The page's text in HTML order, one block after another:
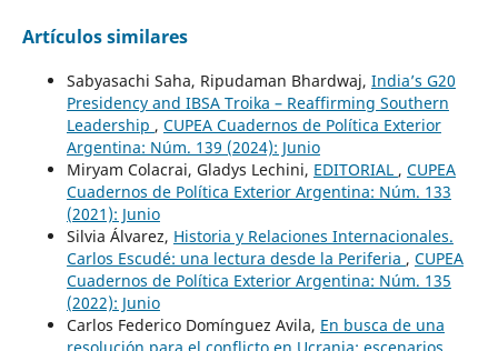
Artículos similares
Sabyasachi Saha, Ripudaman Bhardwaj, India’s G20
Presidency and IBSA Troika – Reaffirming Southern
Leadership , CUPEA Cuadernos de Política Exterior
Argentina: Núm. 139 (2024): Junio
Miryam Colacrai, Gladys Lechini, EDITORIAL , CUPEA
Cuadernos de Política Exterior Argentina: Núm. 133
(2021): Junio
Silvia Álvarez, Historia y Relaciones Internacionales.
Carlos Escudé: una lectura desde la Periferia , CUPEA
Cuadernos de Política Exterior Argentina: Núm. 135
(2022): Junio
Carlos Federico Domínguez Avila, En busca de una